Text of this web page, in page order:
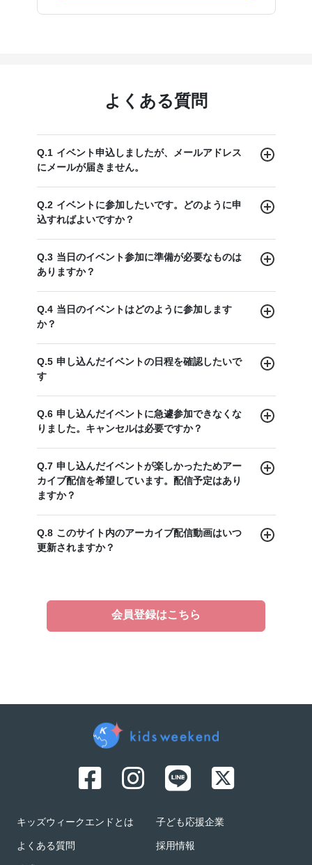
よくある質問
Q.1 イベント申込しましたが、メールアドレス
にメールが届きません。
Q.2 イベントに参加したいです。どのように申
込すればよいですか？
Q.3 当日のイベント参加に準備が必要なものは
ありますか？
Q.4 当日のイベントはどのように参加します
か？
Q.5 申し込んだイベントの日程を確認したいで
す
Q.6 申し込んだイベントに急遽参加できなくな
りました。キャンセルは必要ですか？
Q.7 申し込んだイベントが楽しかったためアー
カイブ配信を希望しています。配信予定はあり
ますか？
Q.8 このサイト内のアーカイブ配信動画はいつ
更新されますか？
会員登録はこちら
キッズウィークエンドとは
よくある質問
子ども応援企業
採用情報